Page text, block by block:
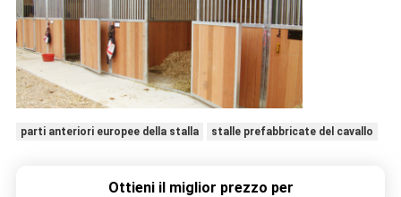
parti anteriori europee della stalla stalle prefabbricate del cavallo
Ottieni il miglior prezzo per